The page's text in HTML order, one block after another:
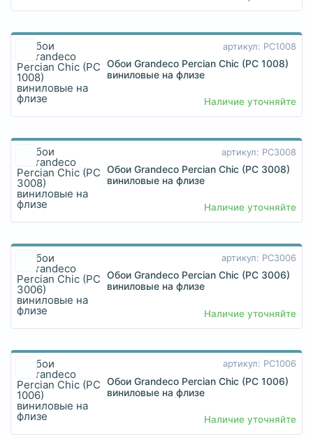
артикул: PC1008
Обои Grandeco Percian Chic (PC 1008)
виниловые на флизе
Наличие уточняйте
артикул: PC3008
Обои Grandeco Percian Chic (PC 3008)
виниловые на флизе
Наличие уточняйте
артикул: PC3006
Обои Grandeco Percian Chic (PC 3006)
виниловые на флизе
Наличие уточняйте
артикул: PC1006
Обои Grandeco Percian Chic (PC 1006)
виниловые на флизе
Наличие уточняйте